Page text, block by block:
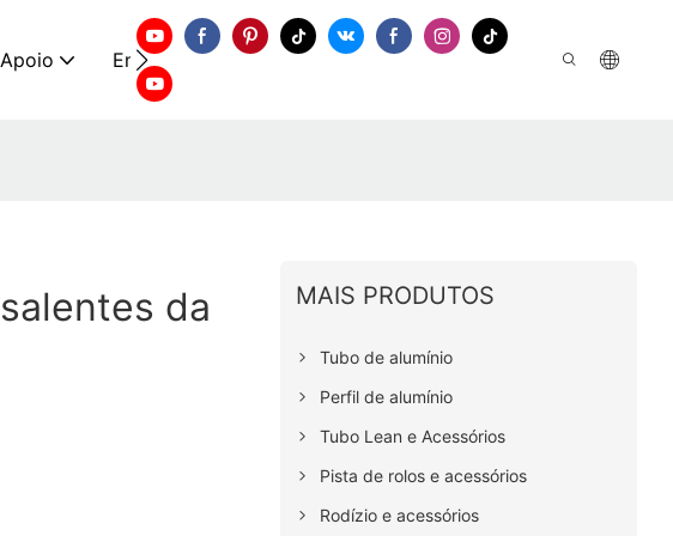
Apoio Entre Em Contato Conosco
da
MAIS PRODUTOS
Tubo de alumínio
Perfil de alumínio
Tubo Lean e Acessórios
Pista de rolos e acessórios
Rodízio e acessórios